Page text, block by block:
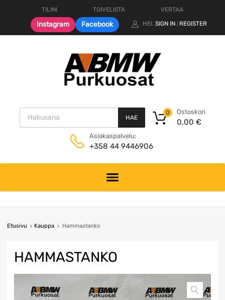
TILINI TOIVELISTA VERTAA
Instagram Facebook HEI. SIGN IN REGISTER
Products search
HAE
Ostoskori
0,00 €
0
Asiakaspalvelu:
+358 44 9446906
content
Etusivu Kauppa Hammastanko
HAMMASTANKO